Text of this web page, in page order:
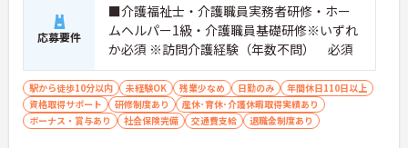
応募要件
■介護福祉士・介護職員実務者研修・ホー
ムヘルパー1級・介護職員基礎研修※いずれ
か必須 ※訪問介護経験（年数不問） 必須
駅から徒歩10分以内 未経験OK 残業少なめ 日勤のみ
年間休日110日以上
資格取得サポート
研修制度あり
産休･育休･介護休暇取得実績あり
ボーナス・賞与あり
社会保険完備 交通費支給 退職金制度あり